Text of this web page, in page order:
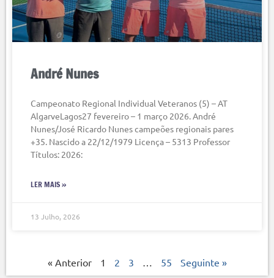
André Nunes
Campeonato Regional Individual Veteranos (5) – AT
AlgarveLagos27 fevereiro – 1 março 2026. André
Nunes/José Ricardo Nunes campeões regionais pares
+35. Nascido a 22/12/1979 Licença – 5313 Professor
Títulos: 2026:
LER MAIS »
13 Julho, 2026
« Anterior 1 2 3 … 55 Seguinte »